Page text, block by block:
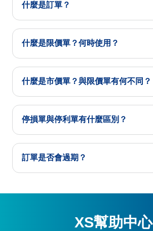
什麼是訂單？
什麼是限價單？何時使用？
什麼是市價單？與限價單有何不同？
停損單與停利單有什麼區別？
訂單是否會過期？
XS幫助中心